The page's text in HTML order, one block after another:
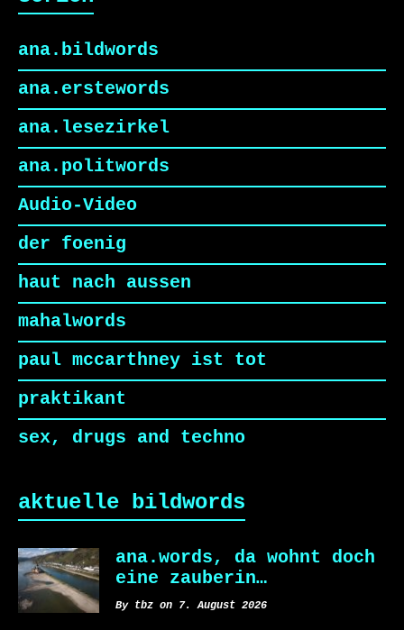
ana.bildwords
ana.erstewords
ana.lesezirkel
ana.politwords
Audio-Video
der foenig
haut nach aussen
mahalwords
paul mccarthney ist tot
praktikant
sex, drugs and techno
aktuelle bildwords
ana.words, da wohnt doch
eine zauberin…
By tbz on 7. August 2026